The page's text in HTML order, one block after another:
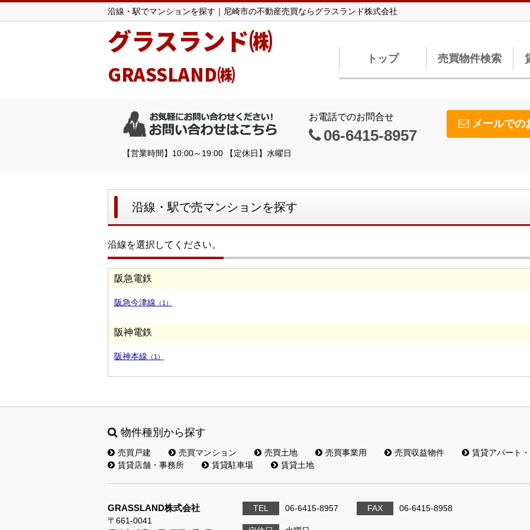
沿線・駅でマンションを探す｜尼崎市の不動産売買ならグラスランド株式会社
グラスランド㈱
GRASSLAND㈱
トップ 売買物件検索
お電話でのお問合せ
06-6415-8957
メールでの
【営業時間】10:00～19:00 【定休日】水曜日
沿線・駅で売マンションを探す
沿線を選択してください。
阪急電鉄
阪急今津線 （1）
阪神電鉄
阪神本線 （1）
物件種別から探す
売買戸建 売買マンション 売買土地 売買事業用 売買収益物件
賃貸アパート
賃貸店舗・事務所
賃貸駐車場 賃貸土地
GRASSLAND株式会社
〒661-0041
TEL 06-6415-8957 FAX 06-6415-8958